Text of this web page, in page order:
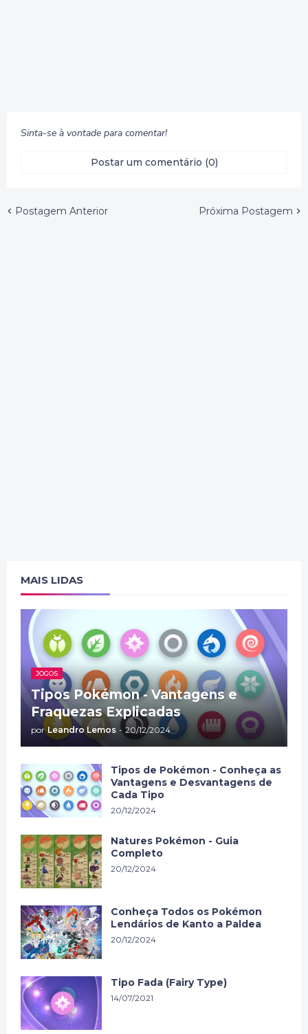
Sinta-se à vontade para comentar!
Postar um comentário (0)
Postagem Anterior Próxima Postagem
MAIS LIDAS
JOGOS
Tipos Pokémon - Vantagens e
Fraquezas Explicadas
por Leandro Lemos - 20/12/2024
Tipos de Pokémon - Conheça as
Vantagens e Desvantagens de
Cada Tipo
20/12/2024
Natures Pokémon - Guia
Completo
20/12/2024
Conheça Todos os Pokémon
Lendários de Kanto a Paldea
20/12/2024
Tipo Fada (Fairy Type)
14/07/2021